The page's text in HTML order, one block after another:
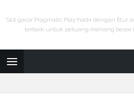
Slot gacor Pragmatic Play hadir dengan fitur
terbaik untuk peluang menang besar